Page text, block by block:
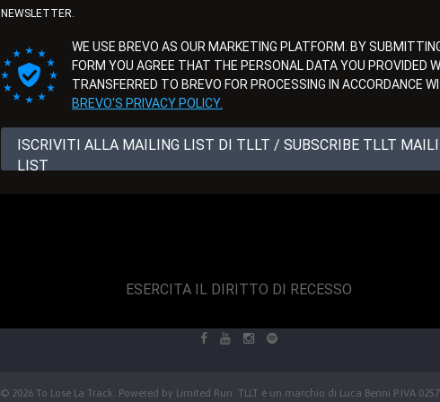
NEWSLETTER.
WE USE BREVO AS OUR MARKETING PLATFORM. BY
FORM YOU AGREE THAT THE PERSONAL DATA YOU PROVIDED
TRANSFERRED TO BREVO FOR PROCESSING IN ACCORDANCE
BREVO'S PRIVACY POLICY.
ISCRIVITI ALLA MAILING LIST DI TLLT / SUBSCRIBE TLLT
LIST
ESERCITA IL DIRITTO DI RECESSO
© 2026 To Lose La Track. Powered by Limited Run . TLLT è un marchio di Luca Benni P.IVA